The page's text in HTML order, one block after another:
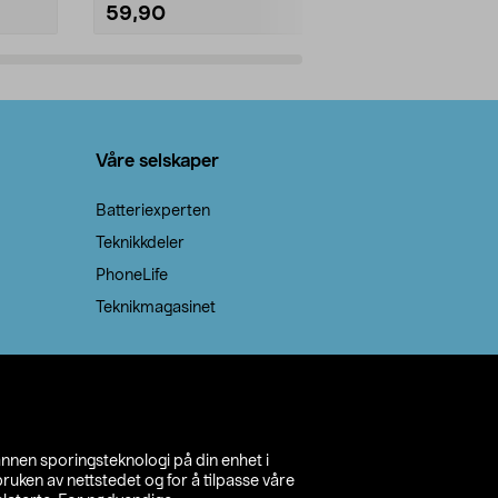
sporingsteknologi på din enhet i
av nettstedet og for å tilpasse våre
59,90
Våre selskaper
Batteriexperten
Teknikkdeler
PhoneLife
Teknikmagasinet